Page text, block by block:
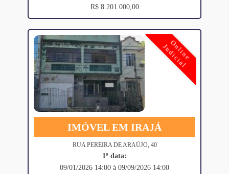
R$ 8.201.000,00
Online
Judicial
IMÓVEL EM IRAJÁ
RUA PEREIRA DE ARAÚJO, 40
1º data:
09/01/2026 14:00 à 09/09/2026 14:00